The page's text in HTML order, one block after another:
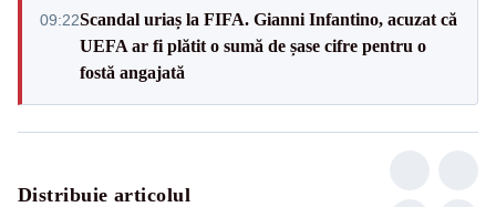
09:22Scandal uriaș la FIFA. Gianni Infantino, acuzat că
UEFA ar fi plătit o sumă de șase cifre pentru o
fostă angajată
Distribuie articolul